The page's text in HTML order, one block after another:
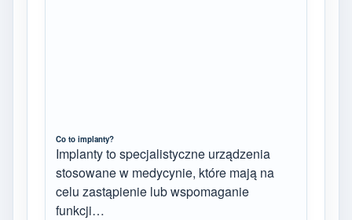
Co to implanty?
Implanty to specjalistyczne urządzenia
stosowane w medycynie, które mają na
celu zastąpienie lub wspomaganie
funkcji…